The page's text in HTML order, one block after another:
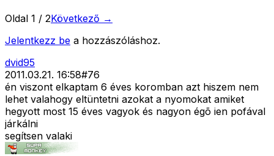
Oldal 1 / 2Következő →
Jelentkezz be a hozzászóláshoz.
dvid95
2011.03.21. 16:58#76
én viszont elkaptam 6 éves koromban azt hiszem nem
lehet valahogy eltüntetni azokat a nyomokat amiket
hegyott most 15 éves vagyok és nagyon égõ ien pofával
járkálni
segítsen valaki